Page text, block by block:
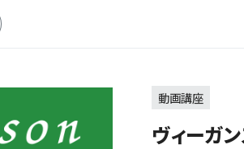
動画講座
ヴィーガ